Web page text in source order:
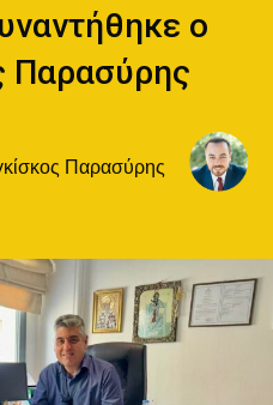
ο
Παρασύρης
Παρασύρης